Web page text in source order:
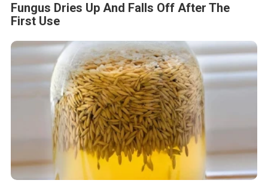
Fungus Dries Up And Falls Off After The
First Use